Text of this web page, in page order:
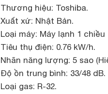
Thương hiệu: Toshiba.
Xuất xứ: Nhật Bản.
Loại máy: Máy lạnh 1
Tiêu thụ điện: 0.76 kW/h.
Nhãn năng lượng: 5 sao
Độ ồn trung bình: 33/48 dB.
Loại gas: R-32.